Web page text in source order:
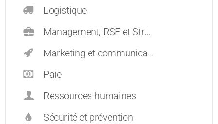
Logistique
Management, RSE et Stratégie
Marketing et communication
Paie
Ressources humaines
Sécurité et prévention